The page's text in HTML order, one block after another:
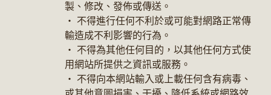
製、修改、發佈或傳送。
‧ 不得進行任何不利於或可能對網路正常傳
輸造成不利影響的行為。
‧ 不得為其他任何目的，以其他任何方式使
用網站所提供之資訊或服務。
‧ 不得向本網站輸入或上載任何含有病毒、